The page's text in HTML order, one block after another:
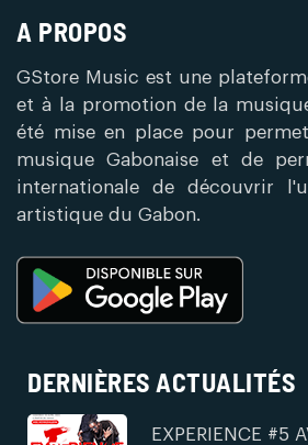
A PROPOS
GStore Music est une
et à la promotion de la
été mise en place pour
musique Gabonaise et de
internationale de découvrir
artistique du Gabon.
DERNIÈRES ACTUALITÉS
EXPERIENCE #5